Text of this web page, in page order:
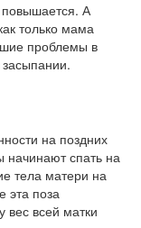
повышается. А
только мама
проблемы в
на поздних
спать на
тела матери на
эта поза
вес всей матки